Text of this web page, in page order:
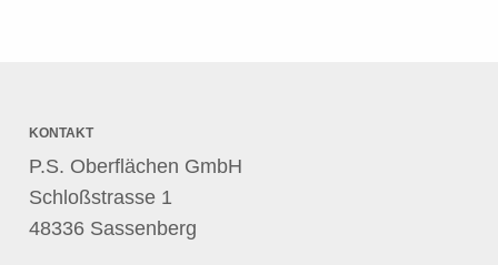
KONTAKT
P.S. Oberflächen GmbH
Schloßstrasse 1
48336 Sassenberg